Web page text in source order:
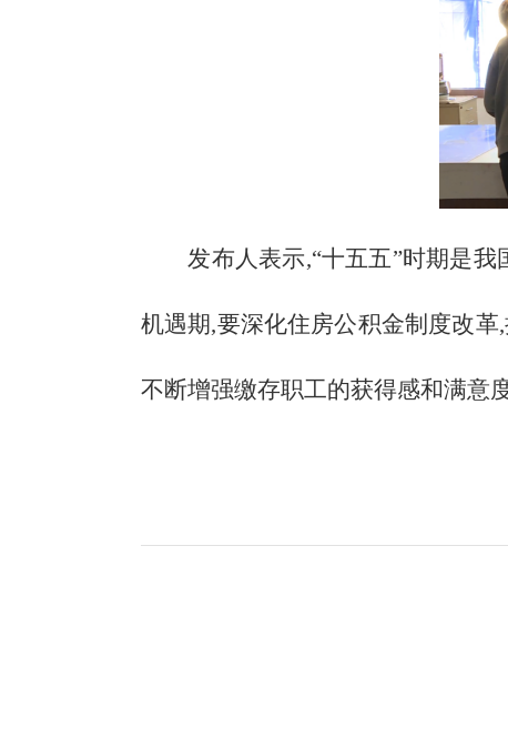
发布人表示,“十五五”时期是
机遇期,要深化住房公积金制度改
不断增强缴存职工的获得感和满意度